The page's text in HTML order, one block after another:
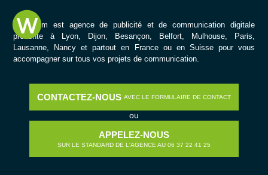
Wazacom est agence de publicité et de communication digitale
présente à Lyon, Dijon, Besançon, Belfort, Mulhouse, Paris,
Lausanne, Nancy et partout en France ou en Suisse pour vous
accompagner sur tous vos projets de communication.
CONTACTEZ-NOUS AVEC LE FORMULAIRE DE CONTACT
ou
APPELEZ-NOUS
SUR LE STANDARD DE L'AGENCE AU 06 37 22 41 25